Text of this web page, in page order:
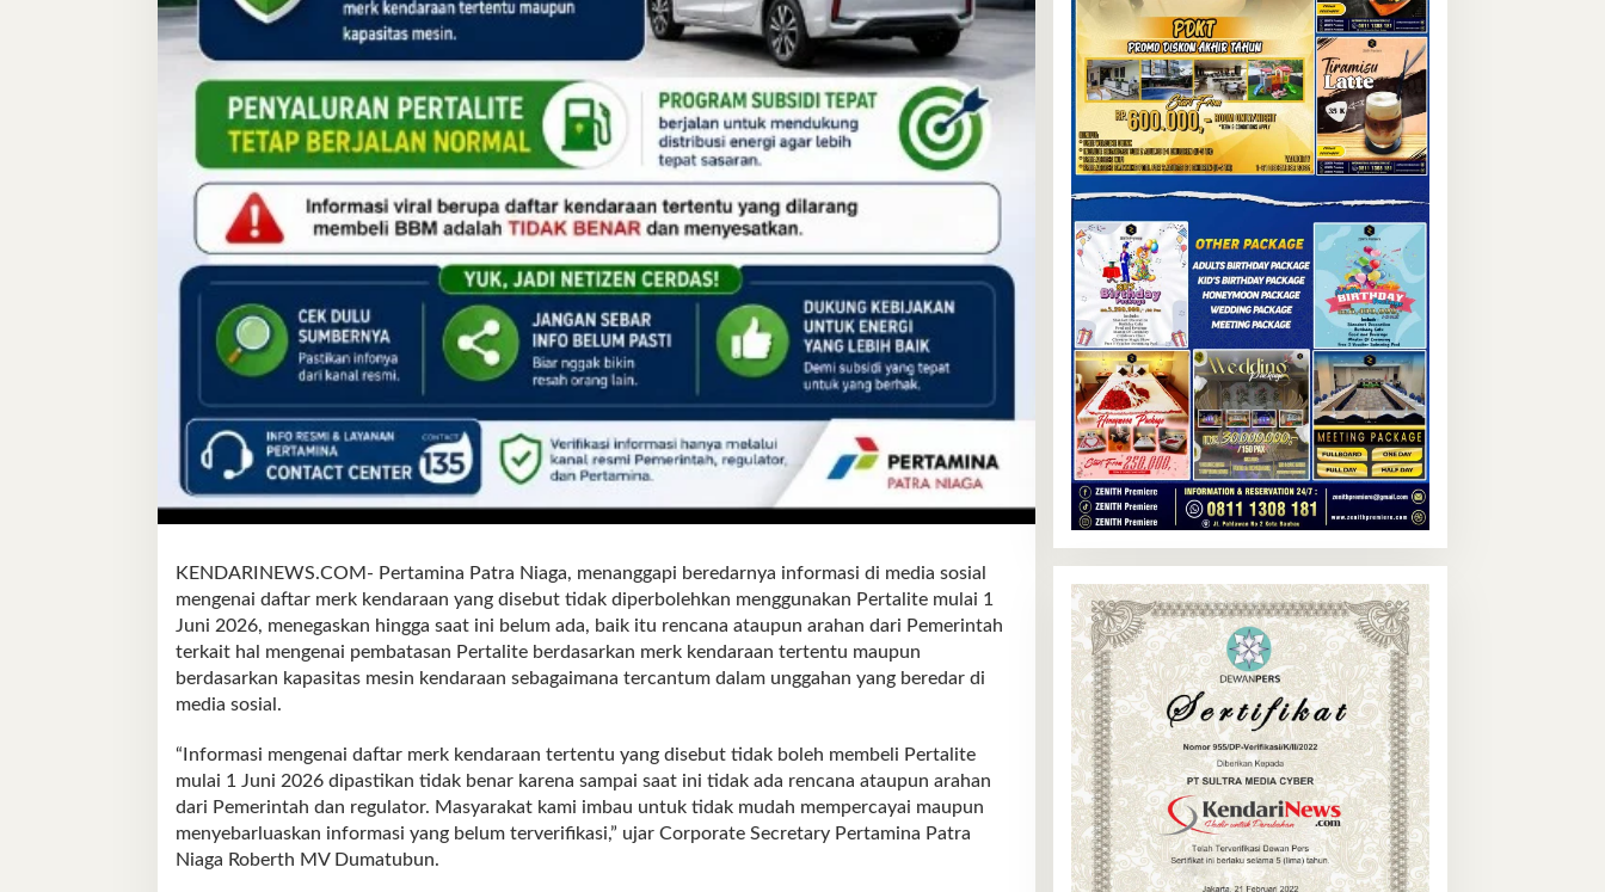
KENDARINEWS.COM- Pertamina Patra Niaga, menanggapi beredarnya informasi di media sosial
mengenai daftar merk kendaraan yang disebut tidak diperbolehkan menggunakan Pertalite mulai 1
Juni 2026, menegaskan hingga saat ini belum ada, baik itu rencana ataupun arahan dari Pemerintah
terkait hal mengenai pembatasan Pertalite berdasarkan merk kendaraan tertentu maupun
berdasarkan kapasitas mesin kendaraan sebagaimana tercantum dalam unggahan yang beredar di
media sosial.
“Informasi mengenai daftar merk kendaraan tertentu yang disebut tidak boleh membeli Pertalite
mulai 1 Juni 2026 dipastikan tidak benar karena sampai saat ini tidak ada rencana ataupun arahan
dari Pemerintah dan regulator. Masyarakat kami imbau untuk tidak mudah mempercayai maupun
menyebarluaskan informasi yang belum terverifikasi,” ujar Corporate Secretary Pertamina Patra
Niaga Roberth MV Dumatubun.